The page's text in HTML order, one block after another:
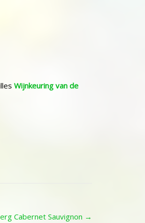
Wijnkeuring van de
Cabernet Sauvignon →